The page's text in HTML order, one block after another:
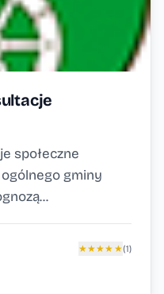
społeczne
gminy
★★★★ ★(1)